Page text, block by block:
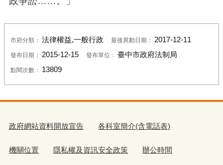
市府分類： 法律權益,一般行政 最後異動日期： 2017-12-11
發布日期： 2015-12-15 發布單位： 臺中市政府法制局
點閱次數： 13809
政府網站資料開放宣告 各科室簡介(含電話表)
機關位置 隱私權及資訊安全政策 辦公時間